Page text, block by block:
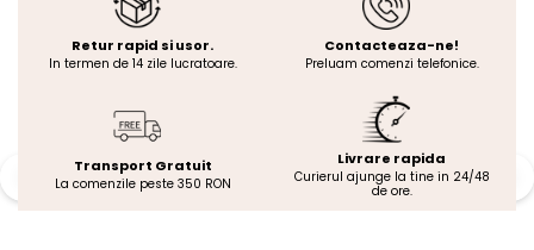
Retur rapid si usor.
In termen de 14 zile lucratoare.
Contacteaza-ne!
Preluam comenzi telefonice.
Transport Gratuit
La comenzile peste 350 RON
Livrare rapida
Curierul ajunge la tine in 24/48
de ore.